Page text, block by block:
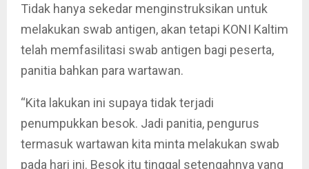
Tidak hanya sekedar menginstruksikan untuk
melakukan swab antigen, akan tetapi KONI Kaltim
telah memfasilitasi swab antigen bagi peserta,
panitia bahkan para wartawan.
“Kita lakukan ini supaya tidak terjadi
penumpukkan besok. Jadi panitia, pengurus
termasuk wartawan kita minta melakukan swab
pada hari ini. Besok itu tinggal setengahnya yang